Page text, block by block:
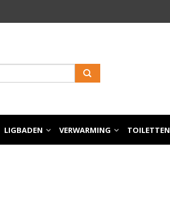
LIGBADEN VERWARMING TOILETTEN